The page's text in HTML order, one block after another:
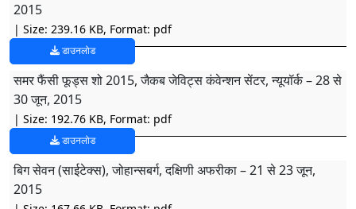
2015
| Size: 239.16 KB, Format: pdf
डाउनलोड
समर फैंसी फूड्स शो 2015, जैकब जेविट्स कंवेन्शन सेंटर, न्यूयॉर्क – 28 से
30 जून, 2015
| Size: 192.76 KB, Format: pdf
डाउनलोड
बिग सेवन (साईटेक्स), जोहान्सबर्ग, दक्षिणी अफरीका – 21 से 23 जून,
2015